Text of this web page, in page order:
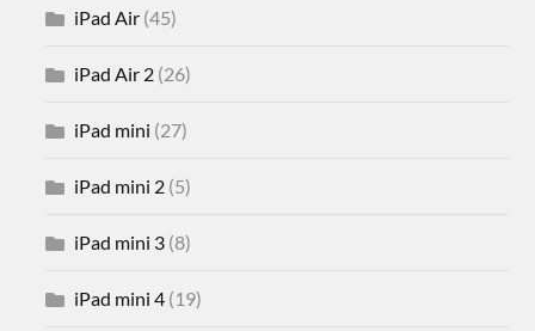
iPad Air (45)
iPad Air 2 (26)
iPad mini (27)
iPad mini 2 (5)
iPad mini 3 (8)
iPad mini 4 (19)